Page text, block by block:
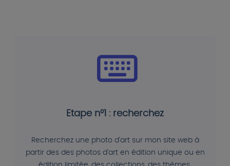
Etape n°1 : recherchez
Recherchez une photo d'art sur mon site web à
partir des des photos d'art en édition unique ou en